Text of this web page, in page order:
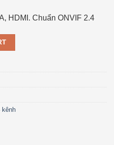
HDMI. Chuẩn ONVIF 2.4
X hàng hãng quantity
kênh